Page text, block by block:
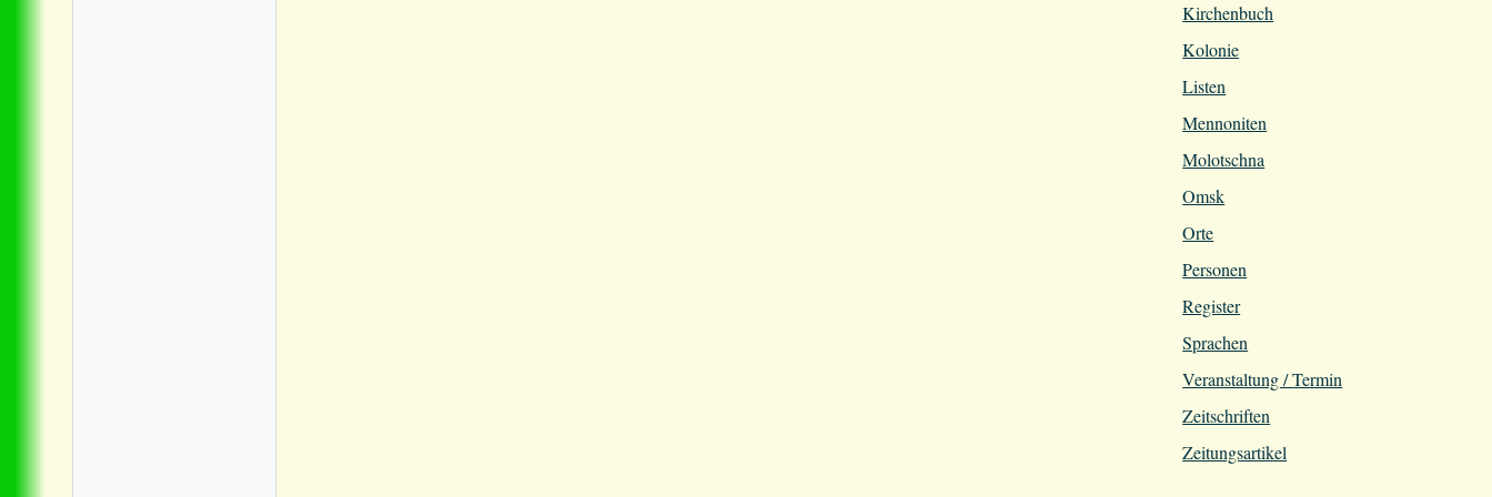
Kirchenbuch
Kolonie
Listen
Mennoniten
Molotschna
Omsk
Orte
Personen
Register
Sprachen
Veranstaltung / Termin
Zeitschriften
Zeitungsartikel